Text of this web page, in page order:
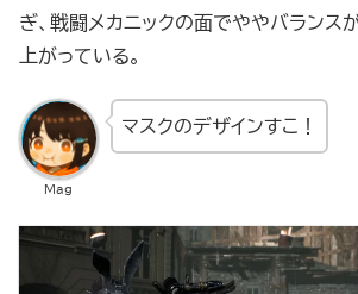
ぎ、戦闘メカニックの面でややバランス
上がっている。
Mag
マスクのデザインすこ！